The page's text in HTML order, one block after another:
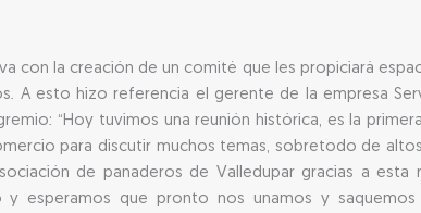
con la creación de un comité que les propiciará
A esto hizo referencia el gerente de la empresa
“Hoy tuvimos una reunión histórica, es la
para discutir muchos temas, sobretodo de
de panaderos de Valledupar gracias a
y esperamos que pronto nos unamos y